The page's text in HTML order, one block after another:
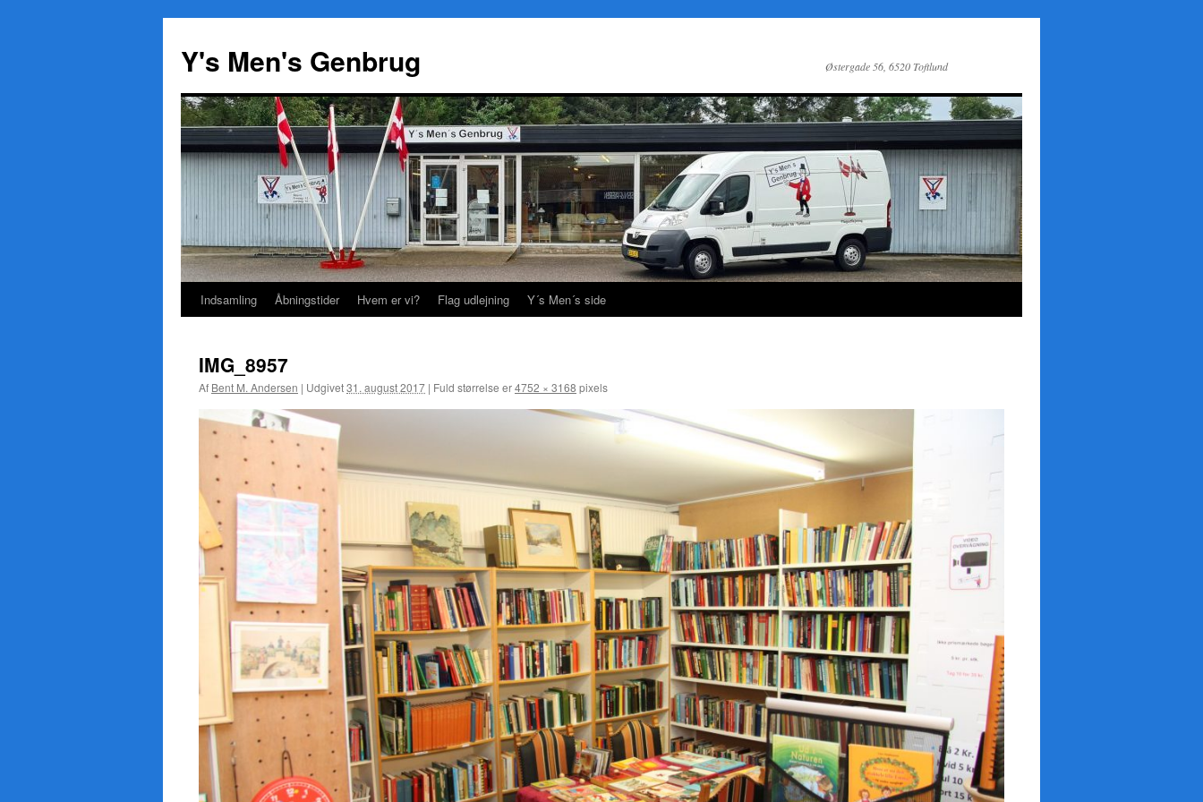
Y's Men's Genbrug Østergade 56, 6520 Toftlund
Hop
indhold
Indsamling Åbningstider Hvem er vi? Flag udlejning Y´s Men´s side
IMG_8957
Af Bent M. Andersen | Udgivet31. august 2017 | Fuld størrelse er4752 × 3168 pixels